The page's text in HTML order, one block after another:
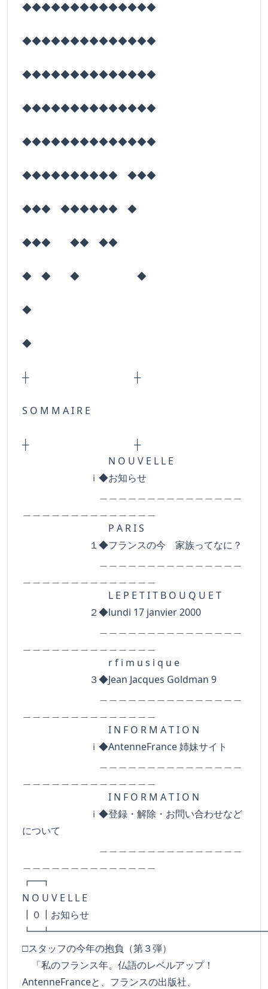
◆◆◆◆◆◆◆◆◆◆◆◆◆◆
◆◆◆◆◆◆◆◆◆◆◆◆◆◆
◆◆◆◆◆◆◆◆◆◆◆◆◆◆
◆◆◆◆◆◆◆◆◆◆◆◆◆◆
◆◆◆◆◆◆◆◆◆◆◆◆◆◆
◆◆◆◆◆◆◆◆◆◆ ◆◆◆
◆◆◆ ◆◆◆◆◆◆ ◆
◆◆◆ ◆◆ ◆◆
◆ ◆ ◆ ◆
◆
◆
┼ ┼
S O M M A I R E
┼ ┼
N O U V E L L E
ｉ◆お知らせ
P A R I S
１◆フランスの今 家族ってなに？
L E P E T I T B O U Q U E T
２◆lundi 17 janvier 2000
r f i m u s i q u e
３◆Jean Jacques Goldman 9
I N F O R M A T I O N
ｉ◆AntenneFrance 姉妹サイト
I N F O R M A T I O N
ｉ◆登録・解除・お問い合わせなど
について
N O U V E L L E
┃０┃お知らせ
□スタッフの今年の抱負（第３弾）
「私のフランス年。仏語のレベルアップ！
AntenneFranceと、フランスの出版社、